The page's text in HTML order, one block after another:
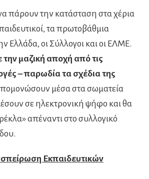
πάρουν την κατάσταση στα χέρια
τα πρωτοβάθμια
Ελλάδα, οι Σύλλογοι και οι ΕΛΜΕ.
μαζική αποχή από τις
– παρωδία τα σχέδια της
μέσα στα σωματεία
σε ηλεκτρονική ψήφο και θα
απέναντι στο συλλογικό
Εκπαιδευτικών